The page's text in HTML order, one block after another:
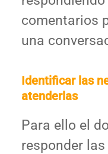
comentarios
una
Identificar las
atenderlas
Para ello el
responder